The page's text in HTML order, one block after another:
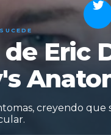
Eric
creyendo que